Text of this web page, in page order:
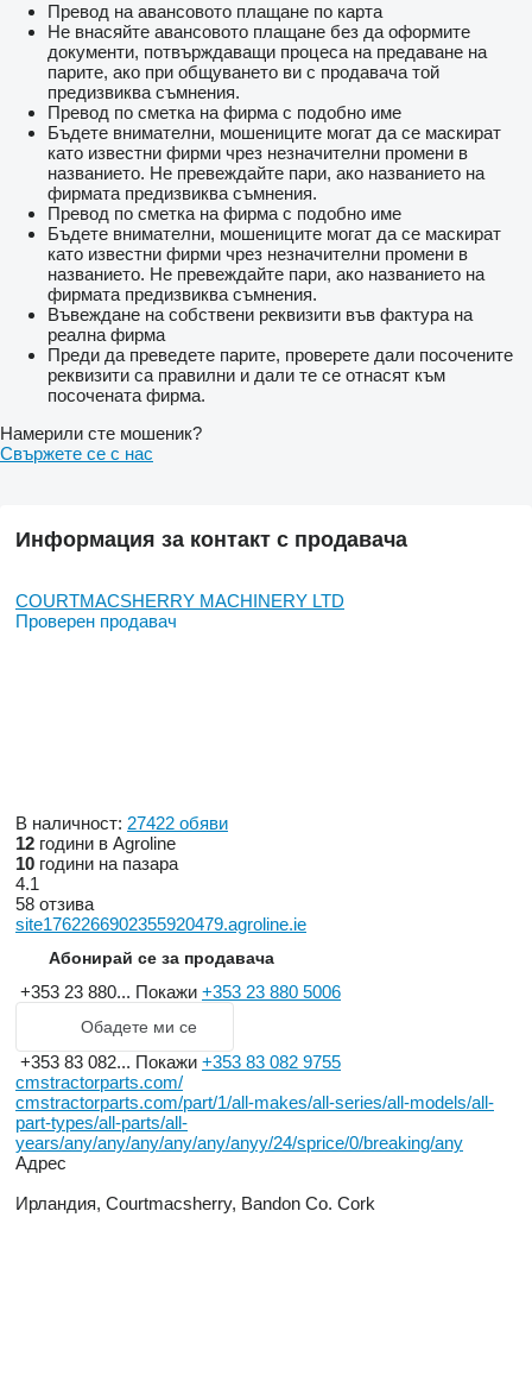
Превод на авансовото плащане по карта
Не внасяйте авансовото плащане без да оформите
документи, потвърждаващи процеса на предаване на
парите, ако при общуването ви с продавача той
предизвиква съмнения.
Превод по сметка на фирма с подобно име
Бъдете внимателни, мошениците могат да се маскират
като известни фирми чрез незначителни промени в
названието. Не превеждайте пари, ако названието на
фирмата предизвиква съмнения.
Превод по сметка на фирма с подобно име
Бъдете внимателни, мошениците могат да се маскират
като известни фирми чрез незначителни промени в
названието. Не превеждайте пари, ако названието на
фирмата предизвиква съмнения.
Въвеждане на собствени реквизити във фактура на
реална фирма
Преди да преведете парите, проверете дали посочените
реквизити са правилни и дали те се отнасят към
посочената фирма.
Намерили сте мошеник?
Свържете се с нас
Информация за контакт с продавача
COURTMACSHERRY MACHINERY LTD
Проверен продавач
В наличност: 27422 обяви
12 години в Agroline
10 години на пазара
4.1
58 отзива
site1762266902355920479.agroline.ie
Абонирай се за продавача
+353 23 880... Покажи +353 23 880 5006
Обадете ми се
+353 83 082... Покажи +353 83 082 9755
cmstractorparts.com/
cmstractorparts.com/part/1/all-makes/all-series/all-models/all-
part-types/all-parts/all-
years/any/any/any/any/any/anyy/24/sprice/0/breaking/any
Адрес
Ирландия, Courtmacsherry, Bandon Co. Cork